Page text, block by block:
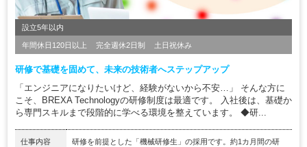
設立5年以内
年間休日120日以上 完全週休2日制 土日祝休み
研修で基礎を固めて、未来の技術者へステップアップ
「エンジニアになりたいけど、経験がないから不安…」 そんな方に
こそ、BREXA Technologyの研修制度は最適です。 入社後は、基礎か
ら専門スキルまで段階的に学べる環境を整えています。 ◆研...
仕事内容
研修を前提とした「機械研修生」の採用です。約1カ月間の研